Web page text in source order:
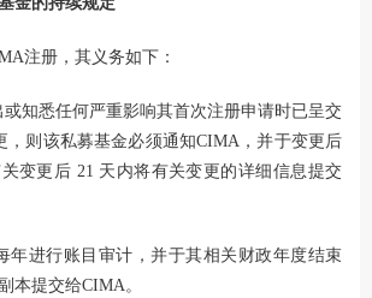
注册，其义务如下：
知悉任何严重影响其首次注册申请时已呈交
，则该私募基金必须通知CIMA，并于变更后
变更后 21 天内将有关变更的详细信息提交
年进行账目审计，并于其相关财政年度结束
本提交给CIMA。